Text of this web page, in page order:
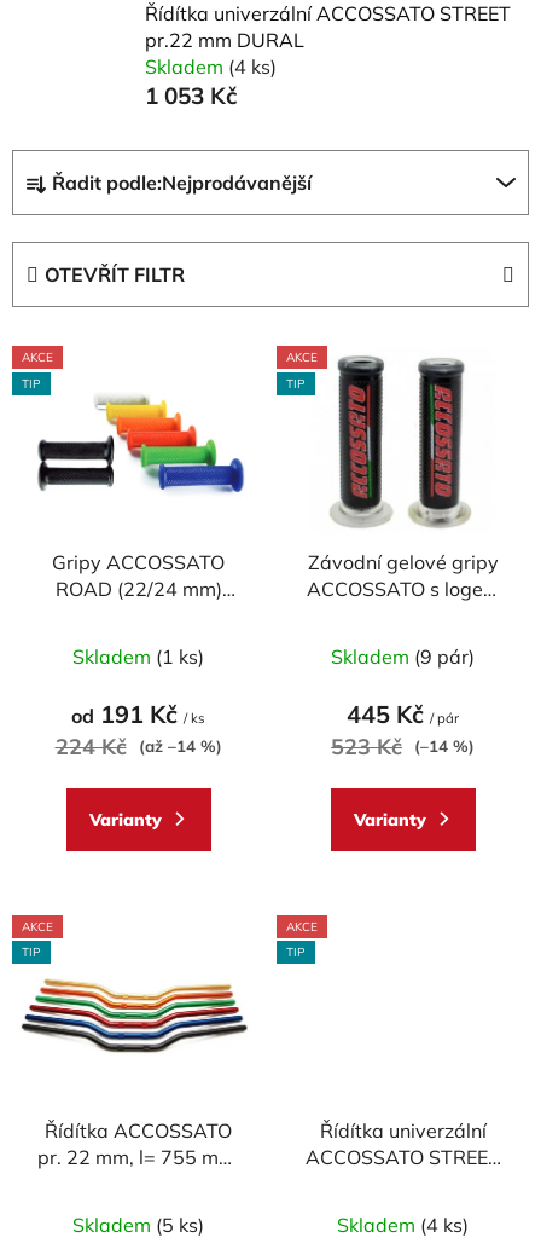
Řídítka univerzální ACCOSSATO STREET
pr.22 mm DURAL
Skladem (4 ks)
1 053 Kč
a
z
p
r
Řadit podle:Nejprodávanější
OTEVŘÍT FILTR
V
ý
AKCE
TIP
Gripy ACCOSSATO
ROAD (22/24 mm)
hodnocení
produktu
5
Skladem (1 ks)
od 191 Kč / ks
224 Kč (až –14 %)
Varianty
AKCE
TIP
Závodní gelové gripy
ACCOSSATO s logem
hodnocení
produktu
5
Skladem (9 pár)
445 Kč / pár
523 Kč (–14 %)
Varianty
AKCE
TIP
Řídítka ACCOSSATO
pr. 22 mm, l= 755 mm,
hodnocení
Skladem (5 ks)
AKCE
TIP
Řídítka univerzální
ACCOSSATO STREET
hodnocení
Skladem (4 ks)